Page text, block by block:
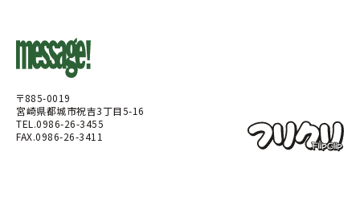
〒885-0019
宮崎県都城市祝吉3丁目5-16
TEL.0986-26-3455
FAX.0986-26-3411